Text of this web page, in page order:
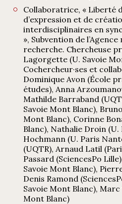
Collaboratrice, « Liberté
d’expression et de
interdisciplinaires en
», Subvention de
recherche. Chercheuse
Lagorgette (U. Savoie
Cochercheur·ses et
Dominique Avon (École
études), Anna
Mathilde Barraband
Savoie Mont Blanc),
Mont Blanc), Corinne
Blanc), Nathalie Droin
Hochmann (U. Paris
(UQTR), Arnaud Latil
Passard (SciencesPo
Savoie Mont Blanc),
Denis Ramond
Savoie Mont Blanc),
Mont Blanc)